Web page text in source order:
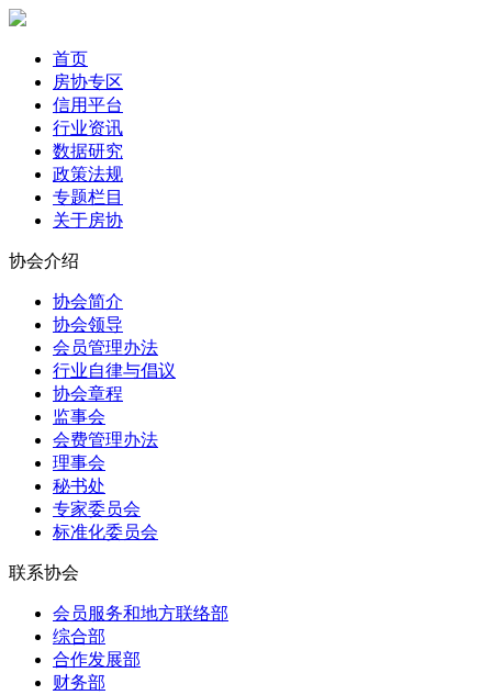
首页
房协专区
信用平台
行业资讯
数据研究
政策法规
专题栏目
关于房协
协会介绍
协会简介
协会领导
会员管理办法
行业自律与倡议
协会章程
监事会
会费管理办法
理事会
秘书处
专家委员会
标准化委员会
联系协会
会员服务和地方联络部
综合部
合作发展部
财务部